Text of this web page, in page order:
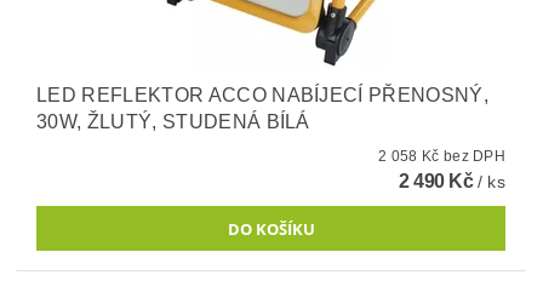
LED REFLEKTOR ACCO NABÍJECÍ PŘENOSNÝ,
30W, ŽLUTÝ, STUDENÁ BÍLÁ
2 058 Kč bez DPH
2 490 Kč/ ks